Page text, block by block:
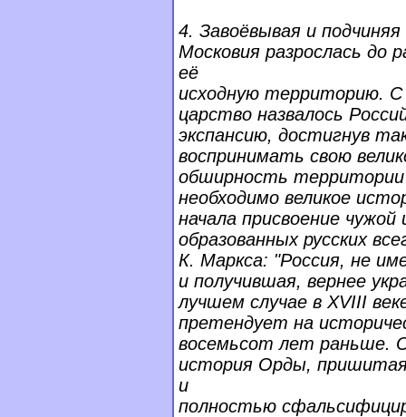
4. Завоёвывая и
Московия разрослась до
её
исходную территорию. С
царство назвалось
экспансию, достигнув
воспринимать свою
обширность территории
необходимо великое
начала присвоение
образованных русских
К. Маркса: "Россия, не
и получившая, вернее
лучшем случае в XVIII
претендует на
восемьсот лет раньше.
история Орды,
и
полностью